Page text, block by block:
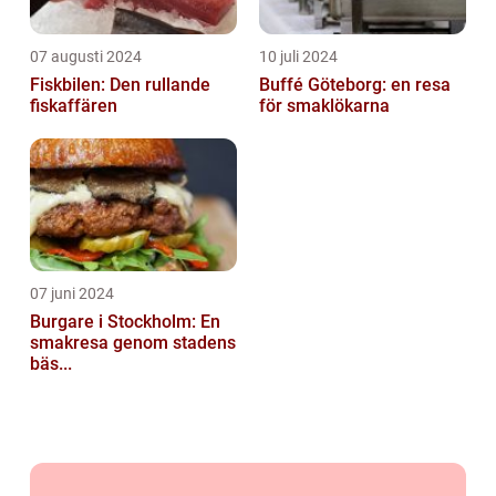
07 augusti 2024
Fiskbilen: Den rullande
fiskaffären
10 juli 2024
Buffé Göteborg: en resa
för smaklökarna
07 juni 2024
Burgare i Stockholm: En
smakresa genom stadens
bäs...